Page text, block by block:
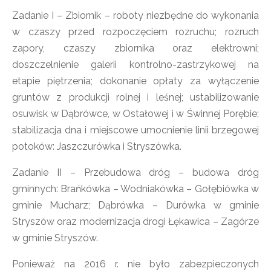
Zadanie I – Zbiornik – roboty niezbędne do wykonania
w czaszy przed rozpoczęciem rozruchu; rozruch
zapory, czaszy zbiornika oraz elektrowni;
doszczelnienie galerii kontrolno-zastrzykowej na
etapie piętrzenia; dokonanie opłaty za wyłączenie
gruntów z produkcji rolnej i leśnej; ustabilizowanie
osuwisk w Dąbrówce, w Ostałowej i w Świnnej Porębie;
stabilizacja dna i miejscowe umocnienie linii brzegowej
potoków: Jaszczurówka i Stryszówka.
Zadanie II – Przebudowa dróg – budowa dróg
gminnych: Brańkówka – Wodniakówka – Gołębiówka w
gminie Mucharz; Dąbrówka – Durówka w gminie
Stryszów oraz modernizacja drogi Łękawica – Zagórze
w gminie Stryszów.
Ponieważ na 2016 r. nie było zabezpieczonych